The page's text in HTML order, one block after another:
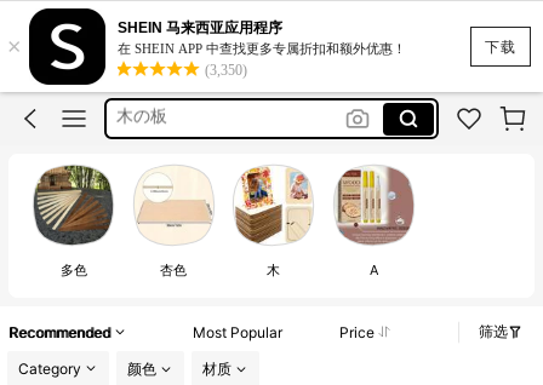
下载
×
SHEIN 马来西亚应用程序
在 SHEIN APP 中查找更多专属折扣和额外优惠！
(3,350)
base de tronco
木の板
stencils
tronquitos de madera
base de tronco
木の板
多色 杏色 木 A
Recommended Most Popular Price 筛选
Category 颜色 材质